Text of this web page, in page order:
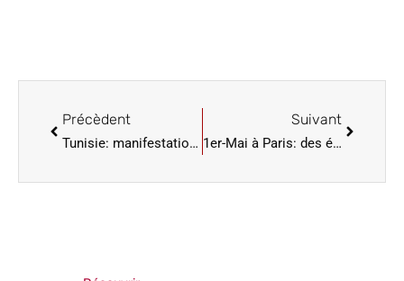
Précèdent
Tunisie: manifestation dans la capitale pour la libération des opposants emprisonnés
Suivant
1er-Mai à Paris: des élus socialistes violemment pris à partie dans la manif